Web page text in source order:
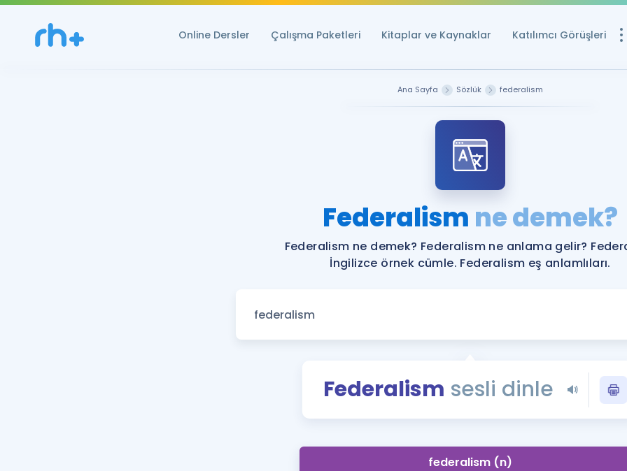
Online Dersler Çalışma Paketleri Kitaplar ve Kaynaklar Katılımcı Görüşleri
Ücretsiz
YDS ve YÖKDİL
YDS ve YÖKDİL'e
Tüm ÖSYM
YDS - YÖKDİL
İngilizce
Ana Sayfa Sözlük federalism
Federalism ne demek?
Federalism ne demek? Federalism ne anlama gelir?
İngilizce örnek cümle. Federalism eş anlamlıları.
Federalism sesli dinle
federalism (n)